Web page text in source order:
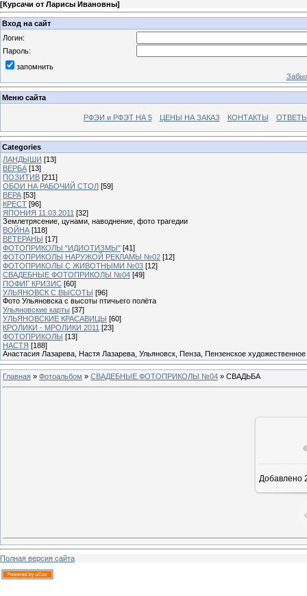
[Курсачи от Ларисы Ивановны]
Вход на сайт
Логин:
Пароль:
запомнить
Меню сайта
РФЭИ и РФЭТ НА 5 ЦЕНЫ НА ЗАКАЗ КОНТАКТЫ
Categories
ЛАНДЫШИ [13]
ВЕРБА [13]
ПОЗИТИВ [211]
ОБОИ НА РАБОЧИЙ СТОЛ [59]
ВЕРА [53]
КРЕСТ [96]
ЯПОНИЯ 11.03.2011 [32]
Землетрясение, цунами, наводнение, фото трагедии
ВОЙНА [118]
ВЕТЕРАНЫ [17]
ФОТОПРИКОЛЫ "ИДИОТИЗМЫ" [41]
ФОТОПРИКОЛЫ НАРУЖОЙ РЕКЛАМЫ №02 [12]
ФОТОПРИКОЛЫ С ЖИВОТНЫМИ №03 [12]
СВАДЕБНЫЕ ФОТОПРИКОЛЫ №04 [49]
ПОФИГ КРИЗИС [60]
УЛЬЯНОВСК С ВЫСОТЫ [96]
Фото Ульяновска с высоты птичьего полёта
Ульяновские карты [37]
УЛЬЯНОВСКИЕ КРАСАВИЦЫ [60]
КРОЛИКИ - МРОЛИКИ 2011 [23]
ФОТОПРИКОЛЫ [13]
НАСТЯ [188]
Анастасия Лазарева, Настя Лазарева, Ульяновск, Пенза, Пензенское
Главная » Фотоальбом » СВАДЕБНЫЕ ФОТОПРИКОЛЫ №04 » СВАДЬБА
Добавлено
Полная версия сайта